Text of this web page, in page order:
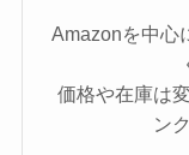
Amazonを中心
価格や在庫は
ン